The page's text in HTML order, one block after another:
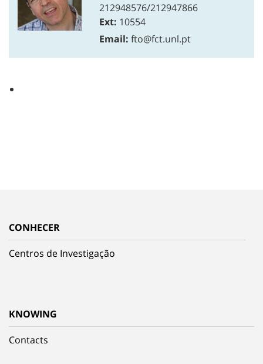
212948576/212947866
Ext: 10554
Email: fto@fct.unl.pt
CONHECER
Centros de Investigação
KNOWING
Contacts